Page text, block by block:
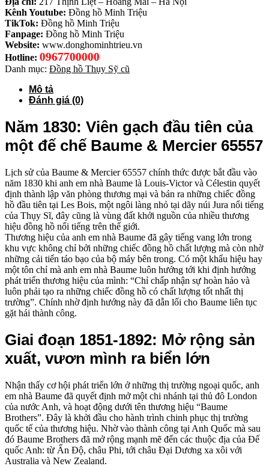
Kênh Youtube: Đồng hồ Minh Triệu
TikTok: Đồng hồ Minh Triệu
Fanpage: Đồng hồ Minh Triệu
Website: www.donghominhtrieu.vn
Hotline: 0967700000
Danh mục: Đồng hồ Thụy Sỹ cũ
Mô tả
Đánh giá (0)
Năm 1830: Viên gạch đầu tiên của
một đế chế Baume & Mercier 65557
Lịch sử của Baume & Mercier 65557 chính thức được bắt đầu vào
năm 1830 khi anh em nhà Baume là Louis-Victor và Célestin quyết
định thành lập văn phòng thương mại và bán ra những chiếc đồng
hồ đầu tiên tại Les Bois, một ngôi làng nhỏ tại dãy núi Jura nổi tiếng
của Thụy Sĩ, đây cũng là vùng đất khởi nguồn của nhiều thương
hiệu đồng hồ nổi tiếng trên thế giới.
Thương hiệu của anh em nhà Baume đã gây tiếng vang lớn trong
khu vực không chỉ bởi những chiếc đồng hồ chất lượng mà còn nhờ
những cải tiến táo bạo của bộ máy bên trong. Có một khẩu hiệu hay
một tôn chỉ mà anh em nhà Baume luôn hướng tới khi định hướng
phát triển thương hiệu của mình: “Chỉ chấp nhận sự hoàn hảo và
luôn phải tạo ra những chiếc đồng hồ có chất lượng tốt nhất thị
trường”. Chính nhờ định hướng này đã dẫn lối cho Baume liên tục
gặt hái thành công.
Giai đoạn 1851-1892: Mở rộng sản
xuất, vươn mình ra biển lớn
Nhận thấy cơ hội phát triển lớn ở những thị trường ngoại quốc, anh
em nhà Baume đã quyết định mở một chi nhánh tại thủ đô London
của nước Anh, và hoạt động dưới tên thương hiệu “Baume
Brothers”. Đây là khởi đầu cho hành trình chinh phục thị trường
quốc tế của thương hiệu. Nhờ vào thành công tại Anh Quốc mà sau
đó Baume Brothers đã mở rộng mạnh mẽ đến các thuộc địa của Đế
quốc Anh: từ Ấn Độ, châu Phi, tới châu Đại Dương xa xôi với
Australia và New Zealand.